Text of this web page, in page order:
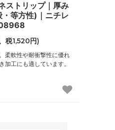
ストリップ｜厚み
等方性)｜ニチレ
税1,520円)
柔軟性や耐衝撃性に優れ
工にも適しています。